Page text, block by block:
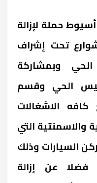
حملة لإزالة
تحت إشراف
وبمشاركة
الحي وقسم
كافه الاشغالات
والاسمنتية التي
السيارات وذلك
فضلا عن إزالة